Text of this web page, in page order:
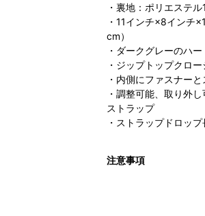
・裏地：ポリエステ
・11インチ×8インチ
cm）
・ダークグレーのハ
・ジップトップクロー
・内側にファスナー
・調整可能、取り外
ストラップ
・ストラップドロッ
注意事項